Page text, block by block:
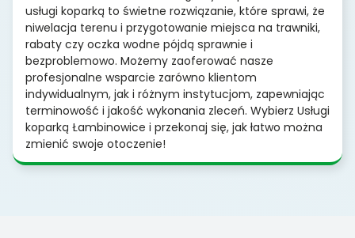
usługi koparką to świetne rozwiązanie, które sprawi, że
niwelacja terenu i przygotowanie miejsca na trawniki,
rabaty czy oczka wodne pójdą sprawnie i
bezproblemowo. Możemy zaoferować nasze
profesjonalne wsparcie zarówno klientom
indywidualnym, jak i różnym instytucjom, zapewniając
terminowość i jakość wykonania zleceń. Wybierz Usługi
koparką Łambinowice i przekonaj się, jak łatwo można
zmienić swoje otoczenie!